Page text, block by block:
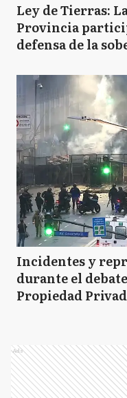
Ley de Tierras:
Provincia
defensa de la
Incidentes y
durante el
Propiedad
Ads